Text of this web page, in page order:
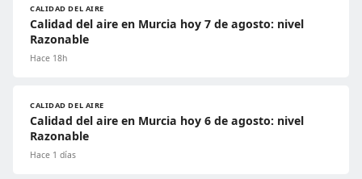
CALIDAD DEL AIRE
Calidad del aire en Murcia hoy 7 de agosto: nivel
Razonable
Hace 18h
CALIDAD DEL AIRE
Calidad del aire en Murcia hoy 6 de agosto: nivel
Razonable
Hace 1 días